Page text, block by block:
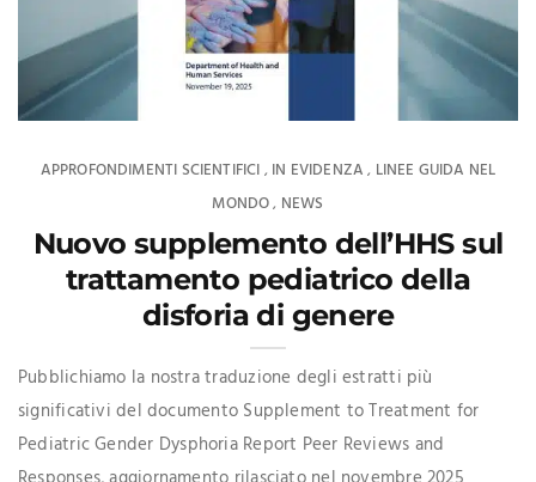
APPROFONDIMENTI SCIENTIFICI , IN EVIDENZA , LINEE GUIDA NEL
MONDO, NEWS
Nuovo supplemento dell’HHS sul
trattamento pediatrico della
disforia di genere
Pubblichiamo la nostra traduzione degli estratti più
significativi del documento Supplement to Treatment for
Pediatric Gender Dysphoria Report Peer Reviews and